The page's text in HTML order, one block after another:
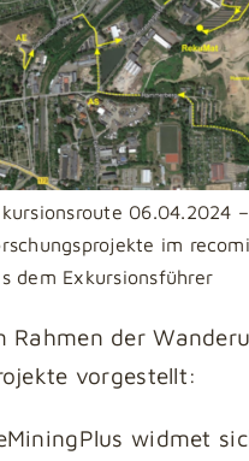
06.04.2024
im
dem Exkursionsführer
Rahmen der
vorgestellt:
widmet